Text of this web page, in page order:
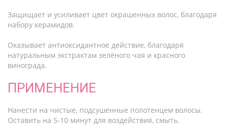
Защищает и усиливает цвет окрашенных волос, благодаря
набору керамидов.
Оказывает антиоксидантное действие, благодаря
натуральным экстрактам зелёного чая и красного
винограда.
ПРИМЕНЕНИЕ
Нанести на чистые, подсушенные полотенцем волосы.
Оставить на 5-10 минут для воздействия, смыть.